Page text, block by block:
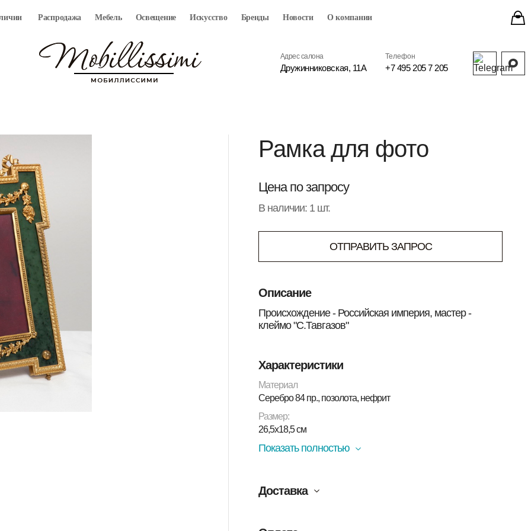
Распродажа Мебель Освещение Искусство Бренды Новости О компании
Адрес салона
Дружинниковская, 11А
Телефон
+7 495 205 7 205
Рамка для фото
Цена по запросу
В наличии: 1 шт.
ОТПРАВИТЬ ЗАПРОС
Описание
Происхождение - Российская империя, мастер -
клеймо "С.Тавгазов"
Характеристики
Материал
Серебро 84 пр., позолота, нефрит
Размер:
26,5х18,5 см
Показать полностью
Доставка